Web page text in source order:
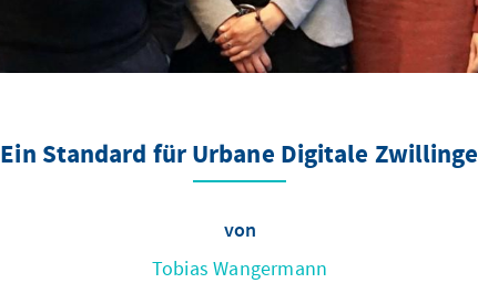
Ein Standard für Urbane Digitale Zwillinge
von
Tobias Wangermann